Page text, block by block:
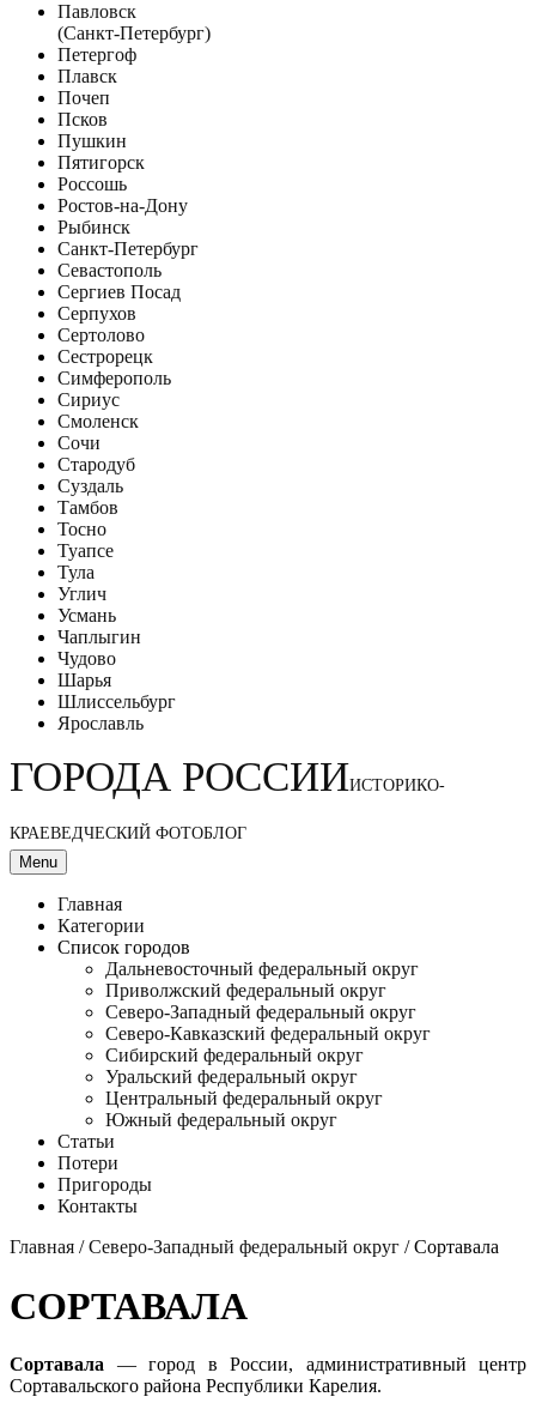
Павловск
(Санкт-Петербург)
Петергоф
Плавск
Почеп
Псков
Пушкин
Пятигорск
Россошь
Ростов-на-Дону
Рыбинск
Санкт-Петербург
Севастополь
Сергиев Посад
Серпухов
Сертолово
Сестрорецк
Симферополь
Сириус
Смоленск
Сочи
Стародуб
Суздаль
Тамбов
Тосно
Туапсе
Тула
Углич
Усмань
Чаплыгин
Чудово
Шарья
Шлиссельбург
Ярославль
ГОРОДА РОССИИИСТОРИКО-
КРАЕВЕДЧЕСКИЙ ФОТОБЛОГ
Menu
Главная
Категории
Список городов
Дальневосточный федеральный округ
Приволжский федеральный округ
Северо-Западный федеральный округ
Северо-Кавказский федеральный округ
Сибирский федеральный округ
Уральский федеральный округ
Центральный федеральный округ
Южный федеральный округ
Статьи
Потери
Пригороды
Контакты
Главная /Северо-Западный федеральный округ / Сортавала
СОРТАВАЛА
Сортавала — город в России, административный центр
Сортавальского района Республики Карелия.